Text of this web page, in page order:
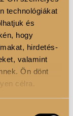
technológiákat
és
hogy
hirdetés-
valamint
Ön dönt
célra.
emelik a
pigmentek
színt. A 4.
a hajszín
fényességét